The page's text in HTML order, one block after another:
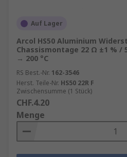
Auf Lager
Arcol HS50 Aluminium
Chassismontage 22 Ω ±1 % /
→ 200 °C
RS Best.-Nr. 162-3546
Herst. Teile-Nr. HS50 22R F
Zwischensumme (1 Stück)
CHF.4.20
Menge